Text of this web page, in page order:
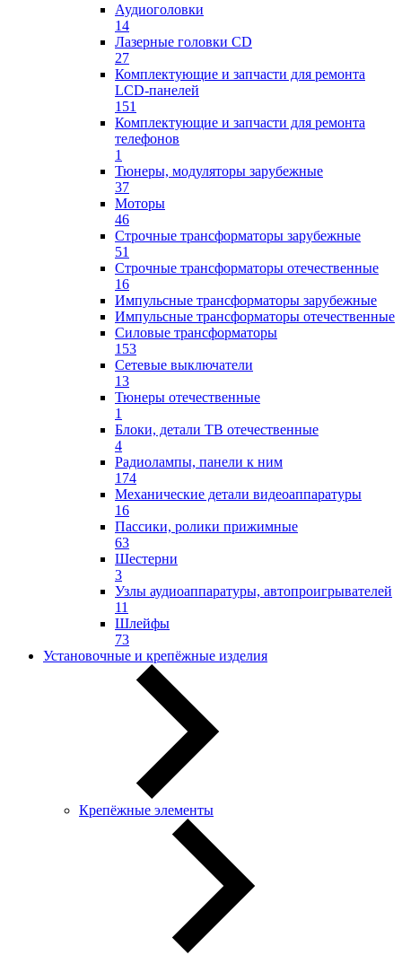
Аудиоголовки
14
Лазерные головки CD
27
Комплектующие и запчасти для ремонта
LCD-панелей
151
Комплектующие и запчасти для ремонта
телефонов
1
Тюнеры, модуляторы зарубежные
37
Моторы
46
Строчные трансформаторы зарубежные
51
Строчные трансформаторы отечественные
16
Импульсные трансформаторы зарубежные
Импульсные трансформаторы отечественные
Силовые трансформаторы
153
Сетевые выключатели
13
Тюнеры отечественные
1
Блоки, детали ТВ отечественные
4
Радиолампы, панели к ним
174
Механические детали видеоаппаратуры
16
Пассики, ролики прижимные
63
Шестерни
3
Узлы аудиоаппаратуры, автопроигрывателей
11
Шлейфы
73
Установочные и крепёжные изделия
Крепёжные элементы